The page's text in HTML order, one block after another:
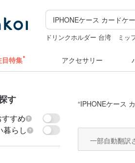
ドリンクホルダー 台湾 ミッ
目特集 アクセサリー
す
すめ
暮らし
“IPHONEケース
一部自動翻訳